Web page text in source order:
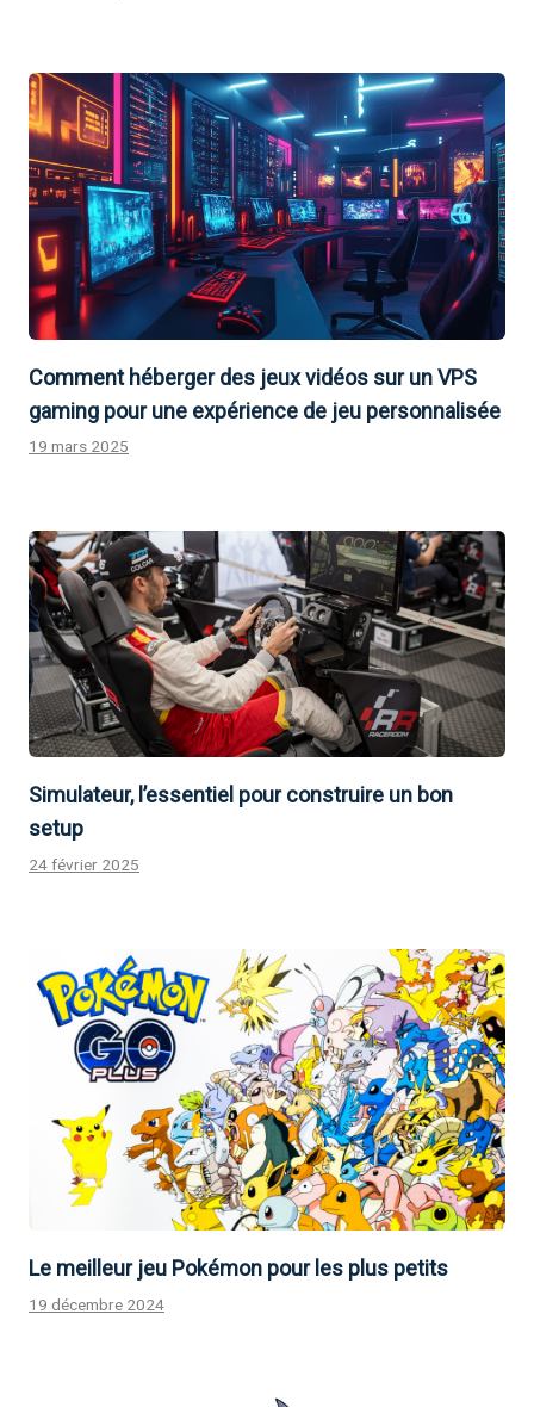
Comment héberger des jeux vidéos sur un VPS
gaming pour une expérience de jeu personnalisée
19 mars 2025
Simulateur, l’essentiel pour construire un bon
setup
24 février 2025
Le meilleur jeu Pokémon pour les plus petits
19 décembre 2024